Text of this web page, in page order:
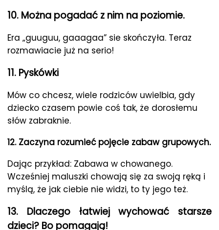
10. Można pogadać z nim na poziomie.
Era „guuguu, gaaagaa” sie skończyła. Teraz
rozmawiacie już na serio!
11. Pyskówki
Mów co chcesz, wiele rodziców uwielbia, gdy
dziecko czasem powie coś tak, że dorosłemu
słów zabraknie.
12. Zaczyna rozumieć pojęcie zabaw grupowych.
Dając przykład: Zabawa w chowanego.
Wcześniej maluszki chowają się za swoją ręką i
myślą, że jak ciebie nie widzi, to ty jego też.
13. Dlaczego łatwiej wychować starsze
dzieci? Bo pomagają!